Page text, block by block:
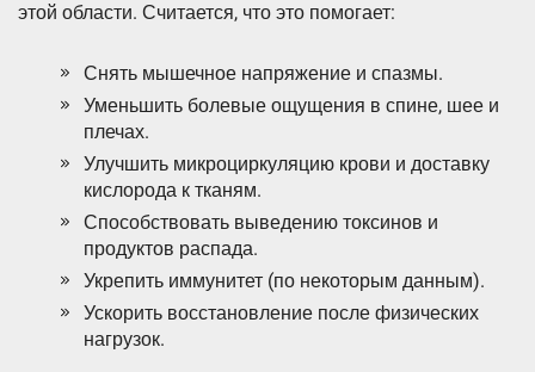
этой области. Считается, что это помогает:
Снять мышечное напряжение и спазмы.
Уменьшить болевые ощущения в спине, шее и
плечах.
Улучшить микроциркуляцию крови и доставку
кислорода к тканям.
Способствовать выведению токсинов и
продуктов распада.
Укрепить иммунитет (по некоторым данным).
Ускорить восстановление после физических
нагрузок.